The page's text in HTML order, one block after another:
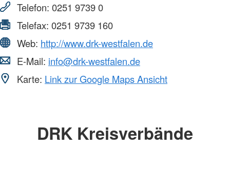
Telefon: 0251 9739 0
Telefax: 0251 9739 160
Web: http://www.drk-westfalen.de
E-Mail: info@drk-westfalen.de
Karte: Link zur Google Maps Ansicht
DRK Kreisverbände